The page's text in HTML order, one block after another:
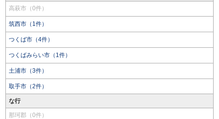
高萩市（0件）
筑西市（1件）
つくば市（4件）
つくばみらい市（1件）
土浦市（3件）
取手市（2件）
な行
那珂郡（0件）